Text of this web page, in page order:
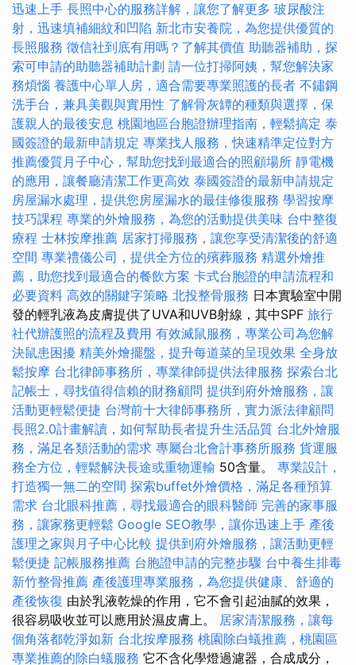
迅速上手 長照中心的服務詳解，讓您了解更多 玻尿酸注
射，迅速填補細紋和凹陷 新北市安養院，為您提供優質的
長照服務 徵信社到底有用嗎？了解其價值 助聽器補助，探
索可申請的助聽器補助計劃 請一位打掃阿姨，幫您解決家
務煩惱 養護中心單人房，適合需要專業照護的長者 不鏽鋼
洗手台，兼具美觀與實用性 了解骨灰罈的種類與選擇，保
護親人的最後安息 桃園地區台胞證辦理指南，輕鬆搞定 泰
國簽證的最新申請規定 專業找人服務，快速精準定位對方
推薦優質月子中心，幫助您找到最適合的照顧場所 靜電機
的應用，讓餐廳清潔工作更高效 泰國簽證的最新申請規定
房屋漏水處理，提供您房屋漏水的最佳修復服務 學習按摩
技巧課程 專業的外燴服務，為您的活動提供美味 台中整復
療程 士林按摩推薦 居家打掃服務，讓您享受清潔後的舒適
空間 專業禮儀公司，提供全方位的殯葬服務 精選外燴推
薦，助您找到最適合的餐飲方案 卡式台胞證的申請流程和
必要資料 高效的關鍵字策略 北投整骨服務 日本實驗室中開
發的輕乳液為皮膚提供了UVA和UVB射線，其中SPF 旅行
社代辦護照的流程及費用 有效滅鼠服務，專業公司為您解
決鼠患困擾 精美外燴擺盤，提升每道菜的呈現效果 全身放
鬆按摩 台北律師事務所，專業律師提供法律服務 探索台北
記帳士，尋找值得信賴的財務顧問 提供到府外燴服務，讓
活動更輕鬆便捷 台灣前十大律師事務所，實力派法律顧問
長照2.0計畫解讀，如何幫助長者提升生活品質 台北外燴服
務，滿足各類活動的需求 專屬台北會計事務所服務 貨運服
務全方位，輕鬆解決長途或重物運輸 50含量。 專業設計，
打造獨一無二的空間 探索buffet外燴價格，滿足各種預算
需求 台北眼科推薦，尋找最適合的眼科醫師 完善的家事服
務，讓家務更輕鬆 Google SEO教學，讓你迅速上手 產後
護理之家與月子中心比較 提供到府外燴服務，讓活動更輕
鬆便捷 記帳服務推薦 台胞證申請的完整步驟 台中養生排毒
新竹整骨推薦 產後護理專業服務，為您提供健康、舒適的
產後恢復 由於乳液乾燥的作用，它不會引起油膩的效果，
很容易吸收並可以應用於濕皮膚上。 居家清潔服務，讓每
個角落都乾淨如新 台北按摩服務 桃園除白蟻推薦，桃園區
專業推薦的除白蟻服務 它不含化學燈過濾器，合成成分，